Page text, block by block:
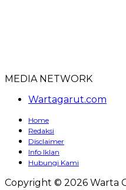
MEDIA NETWORK
Wartagarut.com
Home
Redaksi
Disclaimer
Info Iklan
Hubungi Kami
Copyright © 2026 Warta